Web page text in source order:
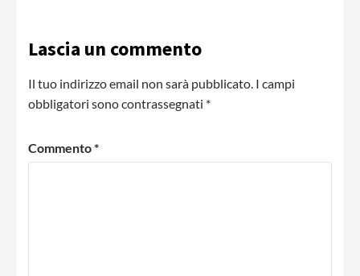
Lascia un commento
Il tuo indirizzo email non sarà pubblicato. I campi
obbligatori sono contrassegnati *
Commento*